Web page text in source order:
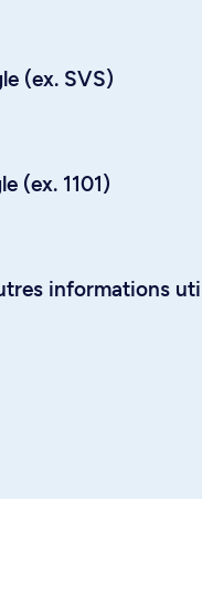
(ex. SVS)
(ex. 1101)
informations